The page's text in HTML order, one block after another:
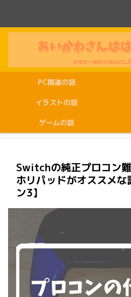
PC関連の話
イラストの話
ゲームの話
Switchの純正プロコン
ホリパッドがオススメ
ン3】